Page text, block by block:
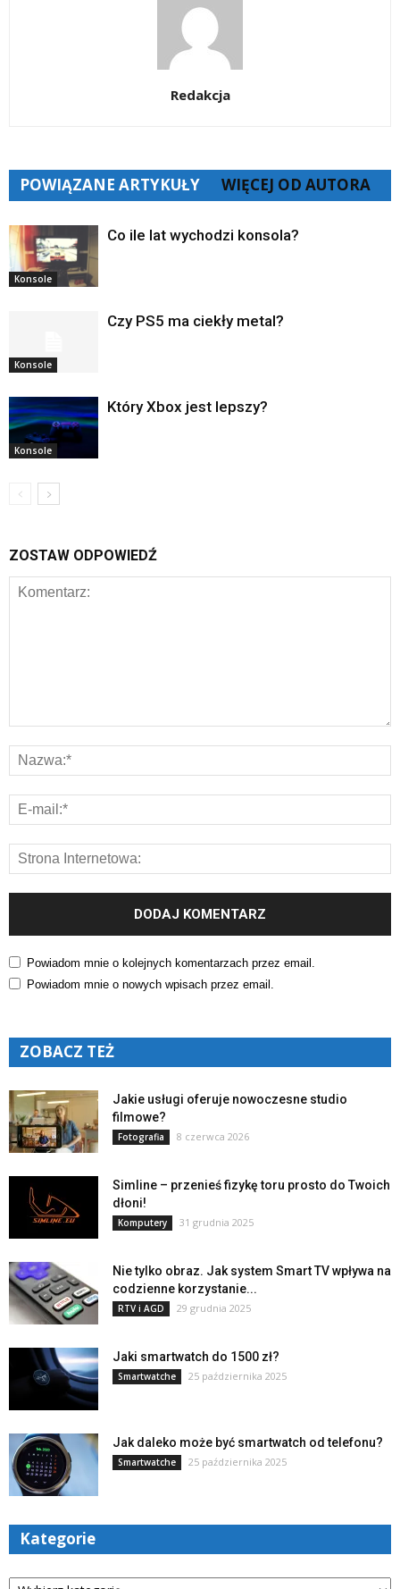
Redakcja
POWIĄZANE ARTYKUŁY WIĘCEJ OD AUTORA
Konsole
Co ile lat wychodzi konsola?
Konsole
Czy PS5 ma ciekły metal?
Konsole
Który Xbox jest lepszy?
ZOSTAW ODPOWIEDŹ
Powiadom mnie o kolejnych komentarzach przez email.
Powiadom mnie o nowych wpisach przez email.
ZOBACZ TEŻ
Jakie usługi oferuje nowoczesne studio
filmowe?
Fotografia 8 czerwca 2026
Simline – przenieś fizykę toru prosto do Twoich
dłoni!
Komputery 31 grudnia 2025
Nie tylko obraz. Jak system Smart TV wpływa na
codzienne korzystanie...
RTV i AGD 29 grudnia 2025
Jaki smartwatch do 1500 zł?
Smartwatche 25 października 2025
Jak daleko może być smartwatch od telefonu?
Smartwatche 25 października 2025
Kategorie
Kategorie